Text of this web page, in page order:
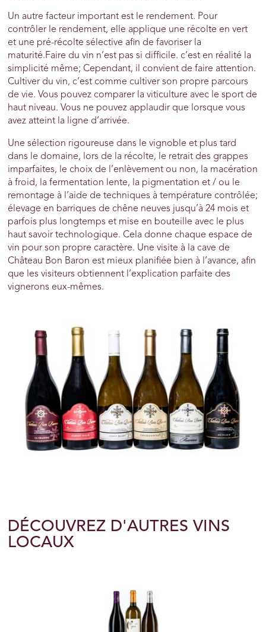
Un autre facteur important est le rendement. Pour
contrôler le rendement, elle applique une récolte en vert
et une pré-récolte sélective afin de favoriser la
maturité.Faire du vin n’est pas si difficile. c’est en réalité la
simplicité même; Cependant, il convient de faire attention.
Cultiver du vin, c’est comme cultiver son propre parcours
de vie. Vous pouvez comparer la viticulture avec le sport de
haut niveau. Vous ne pouvez applaudir que lorsque vous
avez atteint la ligne d’arrivée.
Une sélection rigoureuse dans le vignoble et plus tard
dans le domaine, lors de la récolte, le retrait des grappes
imparfaites, le choix de l’enlèvement ou non, la macération
à froid, la fermentation lente, la pigmentation et / ou le
remontage à l’aide de techniques à température contrôlée;
élevage en barriques de chêne neuves jusqu’à 24 mois et
parfois plus longtemps et mise en bouteille avec le plus
haut savoir technologique. Cela donne chaque espace de
vin pour son propre caractère. Une visite à la cave de
Château Bon Baron est mieux planifiée bien à l’avance, afin
que les visiteurs obtiennent l’explication parfaite des
vignerons eux-mêmes.
DÉCOUVREZ D'AUTRES VINS
LOCAUX